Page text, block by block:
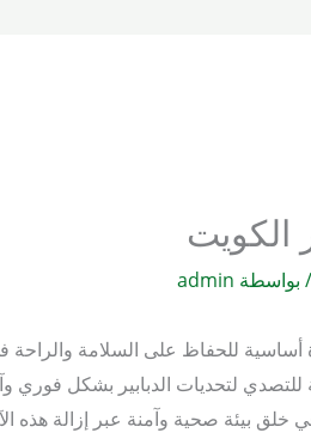
الكويت
/ بواسطة admin
للحفاظ على السلامة والراحة
للتصدي لتحديات الدبابير بشكل فوري
خلق بيئة صحية وآمنة عبر إزالة هذه